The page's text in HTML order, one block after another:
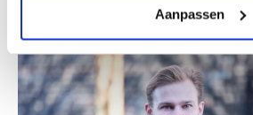
Aanpassen